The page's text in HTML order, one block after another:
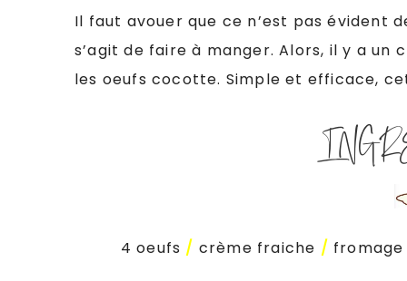
Il faut avouer que ce n’est pas évident
s’agit de faire à manger. Alors, il y a un
les oeufs cocotte. Simple et efficace,
4 oeufs / crème fraiche /